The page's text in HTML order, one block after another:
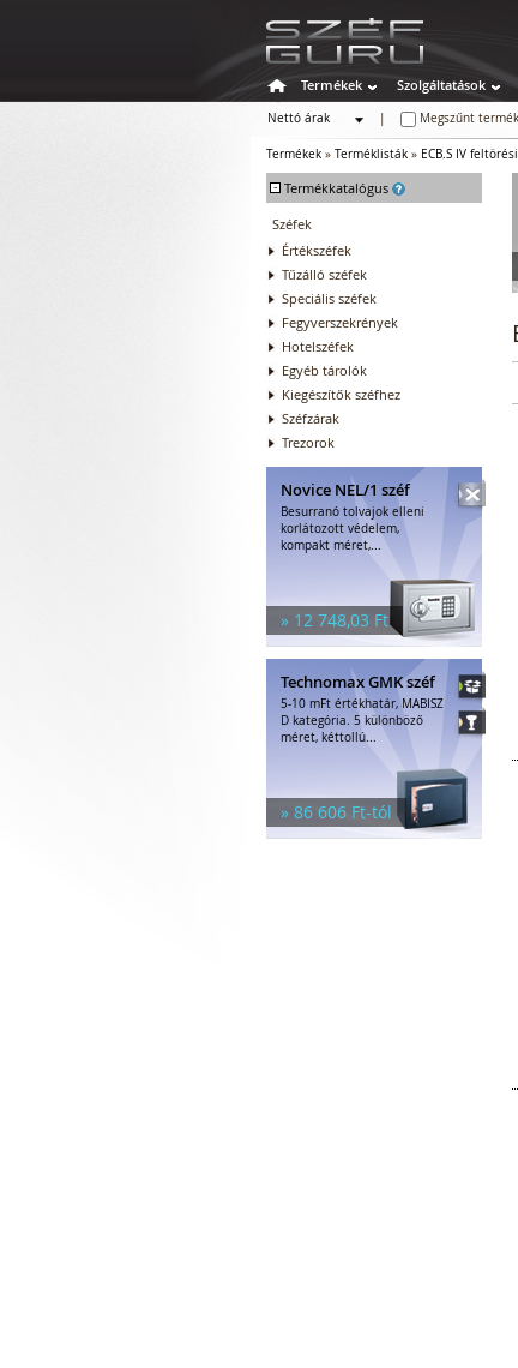
Termékek Szolgáltatások
Nettó árak
Megszűnt
Termékek » Terméklisták » ECB.S IV
- Termékkatalógus
Széfek
Értékszéfek
Tűzálló széfek
Speciális széfek
Fegyverszekrények
Hotelszéfek
Egyéb tárolók
Kiegészítők széfhez
Széfzárak
Trezorok
Novice NEL/1 széf
Besurranó tolvajok elleni
korlátozott védelem,
kompakt méret,...
» 12 748,03 Ft
Technomax GMK széf
5-10 mFt értékhatár, MABISZ
D kategória. 5 különböző
méret, kéttollú...
» 86 606 Ft-tól